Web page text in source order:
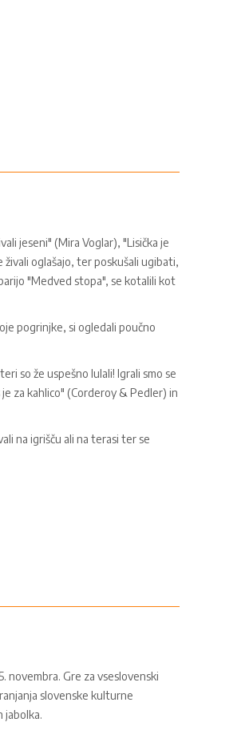
jeseni" (Mira Voglar), "Lisička je
živali oglašajo, ter poskušali ugibati,
"Medved stopa", se kotalili kot
pogrinjke, si ogledali poučno
so že uspešno lulali! Igrali smo se
za kahlico" (Corderoy & Pedler) in
na igrišču ali na terasi ter se
novembra. Gre za vseslovenski
slovenske kulturne
jabolka.